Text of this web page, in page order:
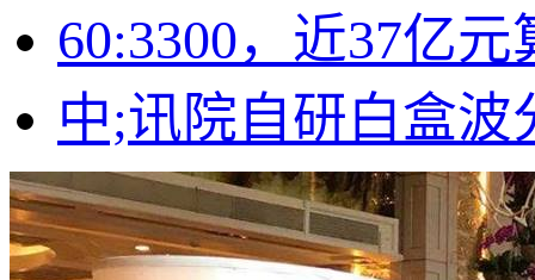
60:3300，近37亿
中;讯院自研白盒